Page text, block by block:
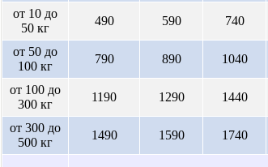
от 10 до
50 кг
490 590 740
от 50 до
100 кг
790 890 1040
от 100 до
300 кг
1190 1290 1440
от 300 до
500 кг
1490 1590 1740